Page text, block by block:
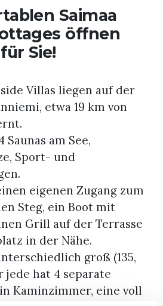
Saimaa
öffnen
Sie!
Villas liegen auf der
etwa 19 km von
Saunas am See,
Sport- und
eigenen Zugang zum
Steg, ein Boot mit
Grill auf der Terrasse
in der Nähe.
groß (135,
jede hat 4 separate
Kaminzimmer, eine voll